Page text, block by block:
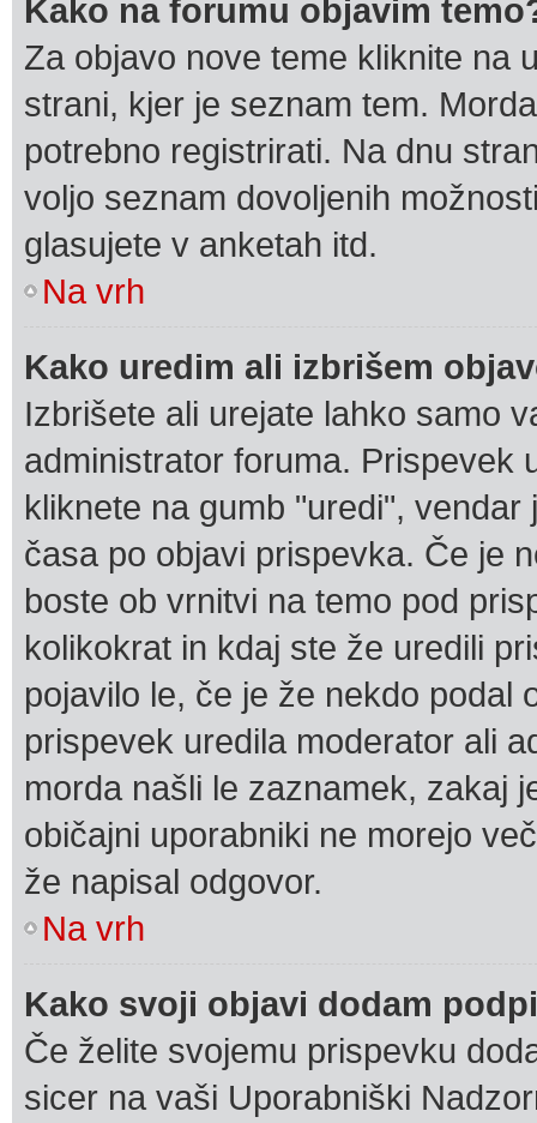
Kako na forumu objavim
Za objavo nove teme kliknite na
strani, kjer je seznam tem.
potrebno registrirati. Na dnu
voljo seznam dovoljenih
glasujete v anketah itd.
Na vrh
Kako uredim ali izbrišem
Izbrišete ali urejate lahko samo
administrator foruma. Prispevek
kliknete na gumb "uredi",
časa po objavi prispevka. Če je
boste ob vrnitvi na temo pod
kolikokrat in kdaj ste že uredili
pojavilo le, če je že nekdo podal
prispevek uredila moderator ali
morda našli le zaznamek, zakaj
običajni uporabniki ne morejo
že napisal odgovor.
Na vrh
Kako svoji objavi dodam
Če želite svojemu prispevku
sicer na vaši Uporabniški